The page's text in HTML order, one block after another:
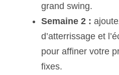
grand swing.
Semaine 2 :
d’atterrissage et
pour affiner votre
fixes.